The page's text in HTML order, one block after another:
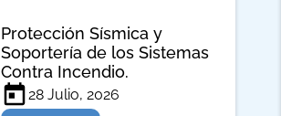
Protección Sísmica y
Soportería de los Sistemas
Contra Incendio.
28 Julio, 2026